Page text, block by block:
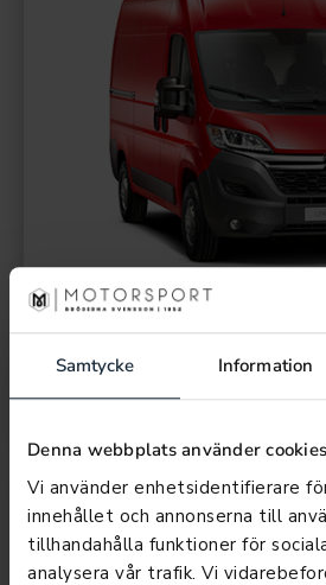
Samtycke Information
Denna webbplats använder cookies
Vi använder enhetsidentifierare
innehållet och annonserna till
tillhandahålla funktioner för
analysera vår trafik. Vi
JUMPER
Prislista